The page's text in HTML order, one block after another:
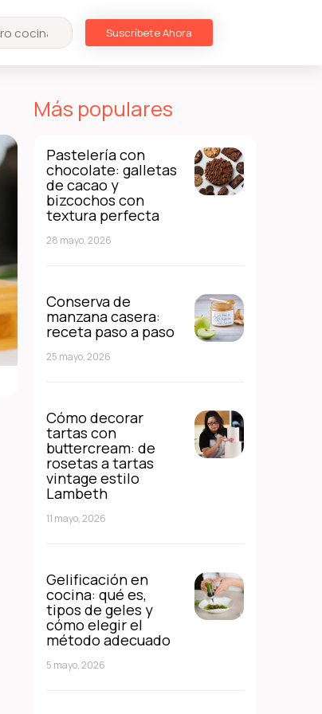
Suscríbete Ahora
Más populares
Pastelería con
chocolate: galletas
de cacao y
bizcochos con
textura perfecta
28 mayo, 2026
Conserva de
manzana casera:
receta paso a paso
25 mayo, 2026
Cómo decorar
tartas con
buttercream: de
rosetas a tartas
vintage estilo
Lambeth
11 mayo, 2026
Gelificación en
cocina: qué es,
tipos de geles y
cómo elegir el
método adecuado
5 mayo, 2026